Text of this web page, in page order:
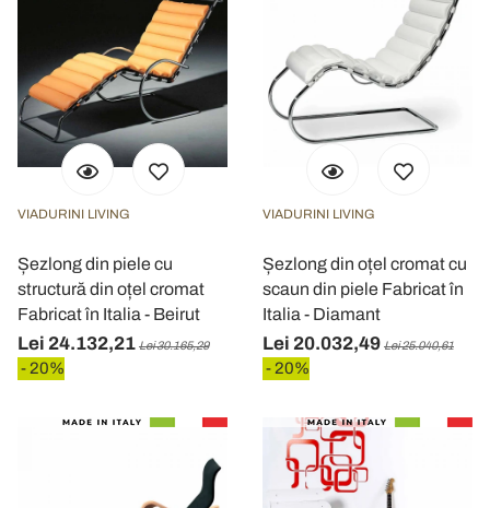
VIADURINI LIVING
Șezlong din piele cu
structură din oțel cromat
Fabricat în Italia - Beirut
Lei 24.132,21 Lei 30.165,29
- 20%
VIADURINI LIVING
Șezlong din oțel cromat cu
scaun din piele Fabricat în
Italia - Diamant
Lei 20.032,49 Lei 25.040,61
- 20%